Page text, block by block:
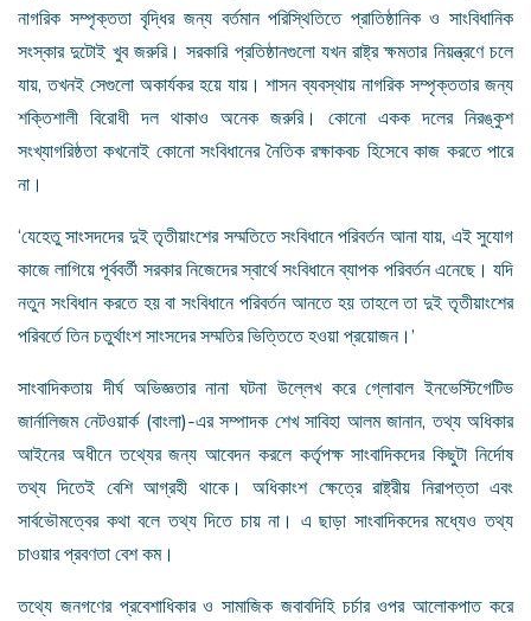
নাগরিক সম্পৃক্ততা বৃদ্ধির জন্য বর্তমান পরিস্থিতিতে প্রাতিষ্ঠানিক ও সাংবিধানিক
সংস্কার দুটোই খুব জরুরি। সরকারি প্রতিষ্ঠানগুলো যখন রাষ্ট্র ক্ষমতার নিয়ন্ত্রণে চলে
যায়, তখনই সেগুলো অকার্যকর হয়ে যায়। শাসন ব্যবস্থায় নাগরিক সম্পৃক্ততার জন্য
শক্তিশালী বিরোধী দল থাকাও অনেক জরুরি। কোনো একক দলের নিরঙ্কুশ
সংখ্যাগরিষ্ঠতা কখনোই কোনো সংবিধানের নৈতিক রক্ষাকবচ হিসেবে কাজ করতে পারে
না।
‘যেহেতু সাংসদদের দুই তৃতীয়াংশের সম্মতিতে সংবিধানে পরিবর্তন আনা যায়, এই সুযোগ
কাজে লাগিয়ে পূর্ববর্তী সরকার নিজেদের স্বার্থে সংবিধানে ব্যাপক পরিবর্তন এনেছে। যদি
নতুন সংবিধান করতে হয় বা সংবিধানে পরিবর্তন আনতে হয় তাহলে তা দুই তৃতীয়াংশের
পরিবর্তে তিন চতুর্থাংশ সাংসদের সম্মতির ভিত্তিতে হওয়া প্রয়োজন।’
সাংবাদিকতায় দীর্ঘ অভিজ্ঞতার নানা ঘটনা উল্লেখ করে গ্লোবাল ইনভেস্টিগেটিভ
জার্নালিজম নেটওয়ার্ক (বাংলা)-এর সম্পাদক শেখ সাবিহা আলম জানান, তথ্য অধিকার
আইনের অধীনে তথ্যের জন্য আবেদন করলে কর্তৃপক্ষ সাংবাদিকদের কিছুটা নির্দোষ
তথ্য দিতেই বেশি আগ্রহী থাকে। অধিকাংশ ক্ষেত্রে রাষ্ট্রীয় নিরাপত্তা এবং
সার্বভৌমত্বের কথা বলে তথ্য দিতে চায় না। এ ছাড়া সাংবাদিকদের মধ্যেও তথ্য
চাওয়ার প্রবণতা বেশ কম।
তথ্যে জনগণের প্রবেশাধিকার ও সামাজিক জবাবদিহি চর্চার ওপর আলোকপাত করে